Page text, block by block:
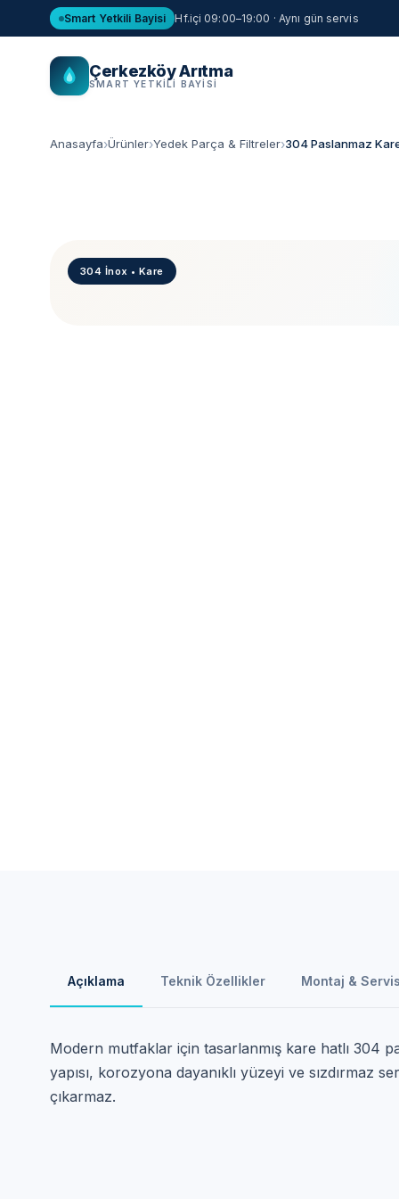
Smart Yetkili Bayisi Hf.içi 09:00–19:00 · Aynı gün servis
Çerkezköy Arıtma
SMART YETKILI BAYISI
Anasayfa Ürünler Yedek Parça & Filtreler 304 Paslanmaz
304 İnox • Kare
Açıklama Teknik Özellikler Montaj &
Modern mutfaklar için tasarlanmış kare hatlı 304
yapısı, korozyona dayanıklı yüzeyi ve sızdırmaz
çıkarmaz.